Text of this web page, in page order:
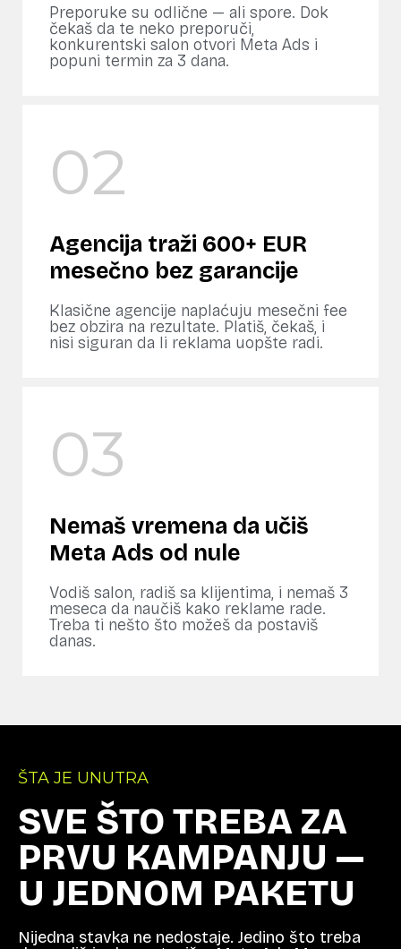
Preporuke su odlične — ali spore. Dok
čekaš da te neko preporuči,
konkurentski salon otvori Meta Ads i
popuni termin za 3 dana.
02
Agencija traži 600+ EUR
mesečno bez garancije
Klasične agencije naplaćuju mesečni fee
bez obzira na rezultate. Platiš, čekaš, i
nisi siguran da li reklama uopšte radi.
03
Nemaš vremena da učiš
Meta Ads od nule
Vodiš salon, radiš sa klijentima, i nemaš 3
meseca da naučiš kako reklame rade.
Treba ti nešto što možeš da postaviš
danas.
ŠTA JE UNUTRA
SVE ŠTO TREBA ZA
PRVU KAMPANJU —
U JEDNOM PAKETU
Nijedna stavka ne nedostaje. Jedino što treba